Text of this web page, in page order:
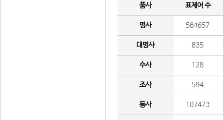
품사 표제어 수
명사 584657
대명사 835
수사 128
조사 594
동사 107473